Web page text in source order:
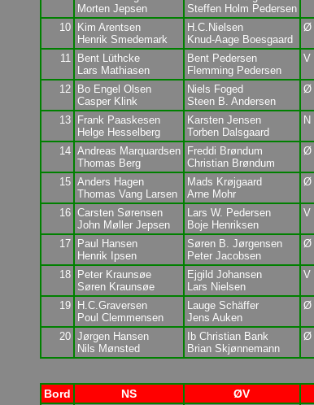
Morten Jepsen
Steffen Holm Pedersen
10
Kim Arentsen
Henrik Smedemark
H.C.Nielsen
Knud-Aage Boesgaard
Ø
11
Bent Lüthcke
Lars Mathiasen
Bent Pedersen
Flemming Pedersen
V
12
Bo Engel Olsen
Casper Klink
Niels Foged
Steen B. Andersen
Ø
13
Frank Paaskesen
Helge Hesselberg
Karsten Jensen
Torben Dalsgaard
N
14 Andreas Marquardsen
Thomas Berg
Freddi Brøndum
Christian Brøndum
Ø
15 Anders Hagen
Thomas Vang Larsen
Mads Krøjgaard
Arne Mohr
Ø
16 Carsten Sørensen
John Møller Jepsen
Lars W. Pedersen
Boje Henriksen
V
17
Paul Hansen
Henrik Ipsen
Søren B. Jørgensen
Peter Jacobsen
Ø
18
Peter Kraunsøe
Søren Kraunsøe
Ejgild Johansen
Lars Nielsen
V
19
H.C.Graversen
Poul Clemmensen
Lauge Schäffer
Jens Auken
Ø
20 Jørgen Hansen
Nils Mønsted
Ib Christian Bank
Brian Skjønnemann
Ø
Bord NS ØV